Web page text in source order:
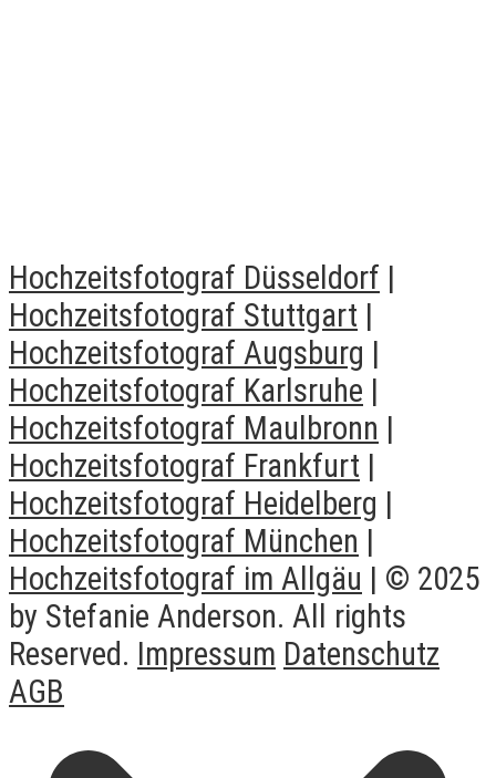
Hochzeitsfotograf Düsseldorf |
Hochzeitsfotograf Stuttgart |
Hochzeitsfotograf Augsburg |
Hochzeitsfotograf Karlsruhe |
Hochzeitsfotograf Maulbronn |
Hochzeitsfotograf Frankfurt |
Hochzeitsfotograf Heidelberg |
Hochzeitsfotograf München |
Hochzeitsfotograf im Allgäu | © 2025
by Stefanie Anderson. All rights
Reserved. Impressum Datenschutz
AGB